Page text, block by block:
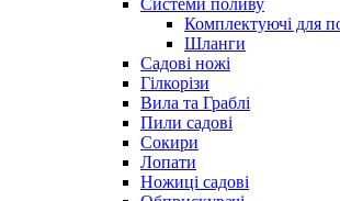
Системи поливу
Комплектуючі для
Шланги
Садові ножі
Гілкорізи
Вила та Граблі
Пили садові
Сокири
Лопати
Ножиці садові